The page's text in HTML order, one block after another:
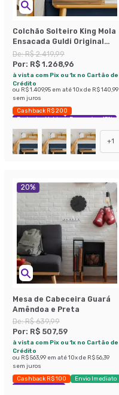
Colchão Solteiro King Mola
Ensacada Guldi Original
Macio (25x96x203) Azul e
Branco
De:R$ 2.419,99
Por: R$ 1.268,96
à vista com Pix ou 1x no Cartão de
Crédito
ou R$ 1.409,95 em até10x de R$ 140,99
sem juros
Cashback R$ 200
Exclusivo Mobly
Economize 47%
+1
20%
Mesa de Cabeceira Guará
Amêndoa e Preta
De:R$ 639,99
Por: R$ 507,59
à vista com Pix ou 1x no Cartão de
Crédito
ou R$ 563,99 em até10x de R$ 56,39
sem juros
Cashback R$ 100
Envio Imediato
Exclusivo Mobly